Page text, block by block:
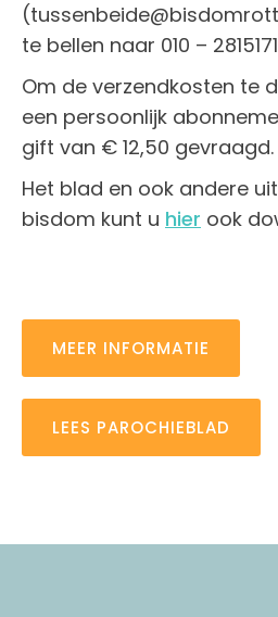
te bellen naar 010 –
Om de verzendkosten te
een persoonlijk
gift van € 12,50 gevraagd.
Het blad en ook andere
bisdom kunt u hier ook
MEER INFORMATIE
LEES PAROCHIEBLAD